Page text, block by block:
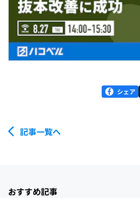
シェア
記事一覧へ
おすすめ記事